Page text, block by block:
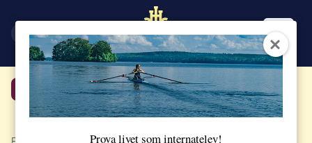
Tillbaka
Prova livet som internatelev!